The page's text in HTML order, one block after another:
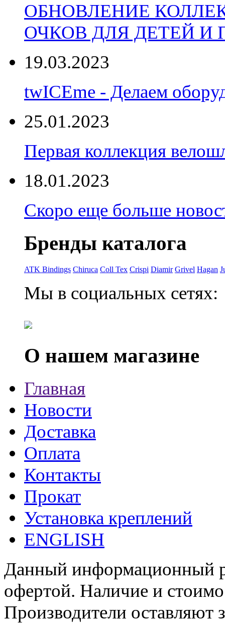
ОБНОВЛЕНИЕ
ОЧКОВ ДЛЯ ДЕТЕЙ И
19.03.2023
twICEme - Делаем
25.01.2023
Первая коллекция
18.01.2023
Скоро еще больше
Бренды каталога
ATK Bindings Chiruca Coll Tex Crispi Diamir Grivel Hagan
Мы в социальных сетях:
О нашем магазине
Главная
Новости
Доставка
Оплата
Контакты
Прокат
Установка креплений
ENGLISH
Данный информационный
офертой. Наличие и
Производители оставляют